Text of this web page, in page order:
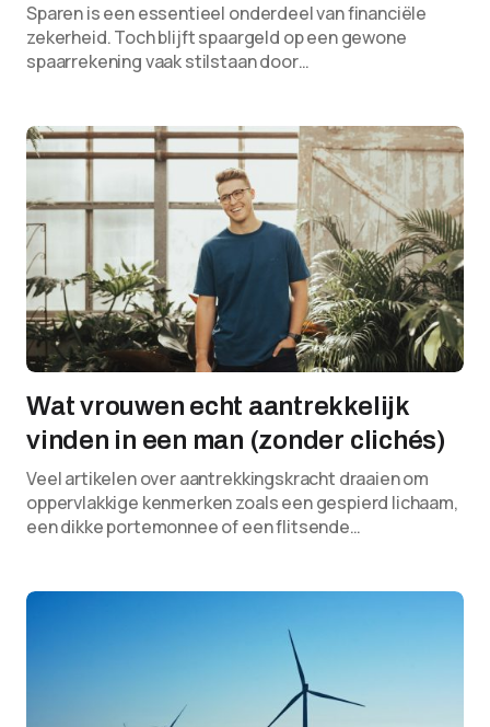
Sparen is een essentieel onderdeel van financiële
zekerheid. Toch blijft spaargeld op een gewone
spaarrekening vaak stilstaan door…
Wat vrouwen echt aantrekkelijk
vinden in een man (zonder clichés)
Veel artikelen over aantrekkingskracht draaien om
oppervlakkige kenmerken zoals een gespierd lichaam,
een dikke portemonnee of een flitsende…